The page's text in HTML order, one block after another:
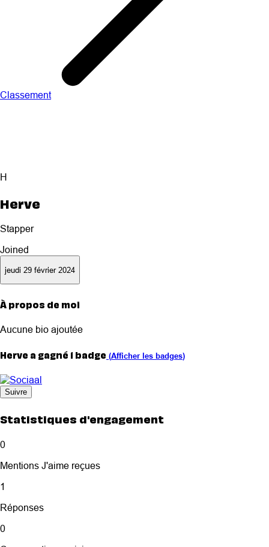
Classement
H
Herve
Stapper
Joined
jeudi 29 février 2024
À propos de moi
Aucune bio ajoutée
Herve a gagné 1 badge (Afficher les badges)
Suivre
Statistiques d'engagement
0
Mentions J'aime reçues
1
Réponses
0